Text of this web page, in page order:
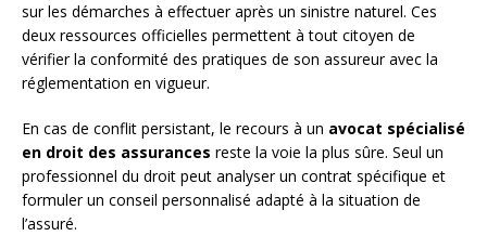
sur les démarches à effectuer après un sinistre naturel. Ces
deux ressources officielles permettent à tout citoyen de
vérifier la conformité des pratiques de son assureur avec la
réglementation en vigueur.
En cas de conflit persistant, le recours à un avocat spécialisé
en droit des assurances reste la voie la plus sûre. Seul un
professionnel du droit peut analyser un contrat spécifique et
formuler un conseil personnalisé adapté à la situation de
l’assuré.